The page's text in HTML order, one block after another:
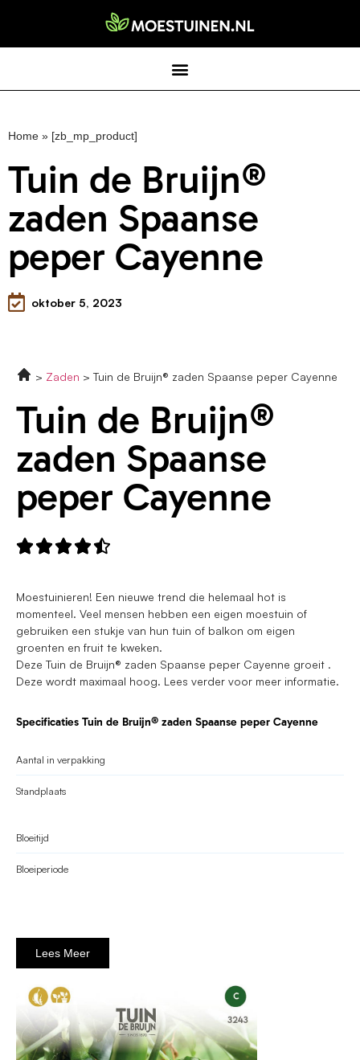
Home » [zb_mp_product]
Tuin de Bruijn®
zaden Spaanse
peper Cayenne
oktober 5, 2023
Zaden Tuin de Bruijn® zaden Spaanse peper Cayenne
Tuin de Bruijn®
zaden Spaanse
peper Cayenne

Moestuinieren! Een nieuwe trend die helemaal hot is
momenteel. Veel mensen hebben een eigen moestuin of
gebruiken een stukje van hun tuin of balkon om eigen
groenten en fruit te kweken.
Deze Tuin de Bruijn® zaden Spaanse peper Cayenne groeit .
Deze wordt maximaal hoog. Lees verder voor meer informatie.
Specificaties Tuin de Bruijn® zaden Spaanse peper Cayenne
Aantal in verpakking
Standplaats
Bloeitijd
Bloeiperiode
Lees Meer